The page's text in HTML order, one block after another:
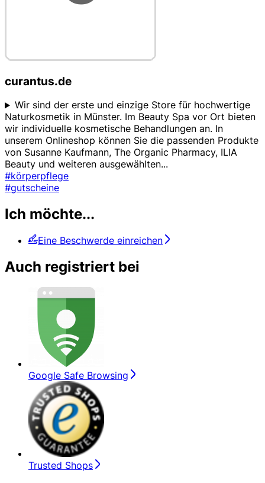
curantus.de
Wir sind der erste und einzige Store für hochwertige
Naturkosmetik in Münster. Im Beauty Spa vor Ort bieten
wir individuelle kosmetische Behandlungen an. In
unserem Onlineshop können Sie die passenden Produkte
von Susanne Kaufmann, The Organic Pharmacy, ILIA
Beauty und weiteren ausgewählten...
#körperpflege
#gutscheine
Ich möchte...
Eine Beschwerde einreichen
Auch registriert bei
Google Safe Browsing
Trusted Shops